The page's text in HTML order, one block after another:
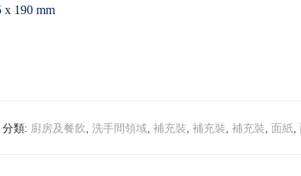
x 190 mm
分類: 廚房及餐飲 洗手間領域 補充裝 補充裝 補充裝 面紙